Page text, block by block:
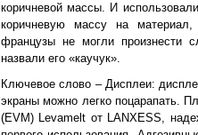
коричневой массы. И
коричневую массу на
французы не могли произнести
назвали его «каучук».
Ключевое слово – Дисплеи:
экраны можно легко поцарапать.
(EVM) Levamelt от LANXESS,